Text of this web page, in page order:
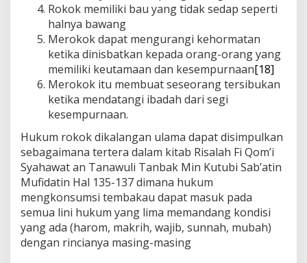
Rokok memiliki bau yang tidak sedap seperti
halnya bawang
Merokok dapat mengurangi kehormatan
ketika dinisbatkan kepada orang-orang yang
memiliki keutamaan dan kesempurnaan[18]
Merokok itu membuat seseorang tersibukan
ketika mendatangi ibadah dari segi
kesempurnaan.
Hukum rokok dikalangan ulama dapat disimpulkan
sebagaimana tertera dalam kitab Risalah Fi Qom’i
Syahawat an Tanawuli Tanbak Min Kutubi Sab’atin
Mufidatin Hal 135-137 dimana hukum
mengkonsumsi tembakau dapat masuk pada
semua lini hukum yang lima memandang kondisi
yang ada (harom, makrih, wajib, sunnah, mubah)
dengan rincianya masing-masing